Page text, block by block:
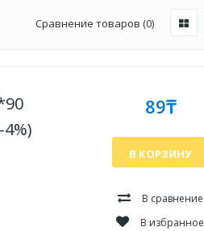
Сравнение товаров (0)
89₸
В КОРЗИНУ
В сравнение
В избранное